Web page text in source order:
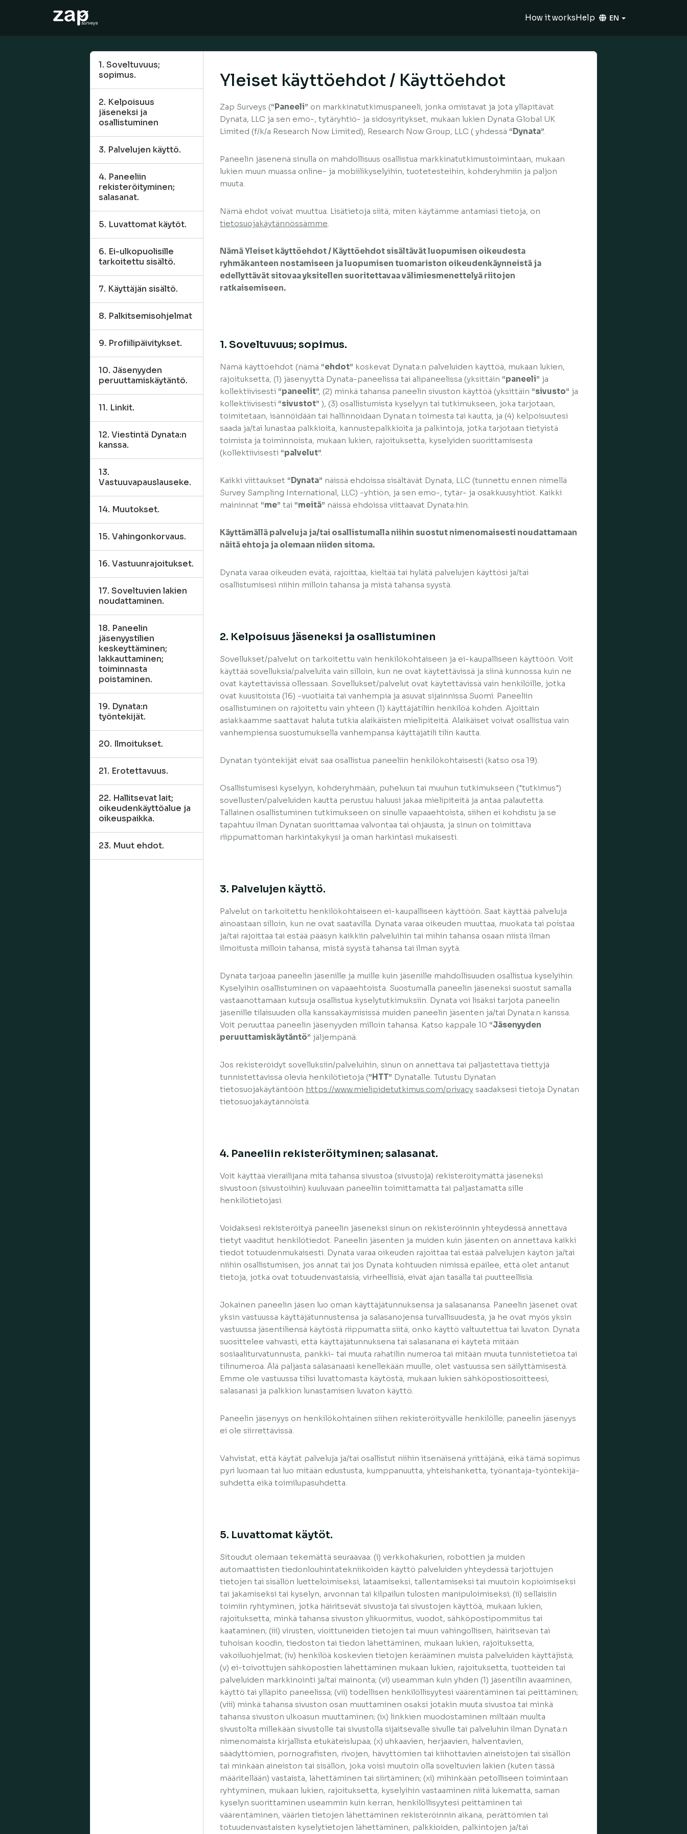
How it worksHelp EN
1. Soveltuvuus;
sopimus.
2. Kelpoisuus
jäseneksi ja
osallistuminen
3. Palvelujen käyttö.
4. Paneeliin
rekisteröityminen;
salasanat.
5. Luvattomat käytöt.
6. Ei-ulkopuolisille
tarkoitettu sisältö.
7. Käyttäjän sisältö.
8. Palkitsemisohjelmat
9. Profiilipäivitykset.
10. Jäsenyyden
peruuttamiskäytäntö.
11. Linkit.
12. Viestintä Dynata:n
kanssa.
13.
Vastuuvapauslauseke.
14. Muutokset.
15. Vahingonkorvaus.
16. Vastuunrajoitukset.
17. Soveltuvien lakien
noudattaminen.
18. Paneelin
jäsenyystilien
keskeyttäminen;
lakkauttaminen;
toiminnasta
poistaminen.
19. Dynata:n
työntekijät.
20. Ilmoitukset.
21. Erotettavuus.
22. Hallitsevat lait;
oikeudenkäyttöalue ja
oikeuspaikka.
23. Muut ehdot.
Yleiset käyttöehdot / Käyttöehdot
Zap Surveys (“Paneeli” on markkinatutkimuspaneeli, jonka omistavat ja jota ylläpitävät
Dynata, LLC ja sen emo-, tytäryhtiö- ja sidosyritykset, mukaan lukien Dynata Global UK
Limited (f/k/a Research Now Limited), Research Now Group, LLC ( yhdessä “Dynata”.
Paneelin jäsenenä sinulla on mahdollisuus osallistua markkinatutkimustoimintaan, mukaan
lukien muun muassa online- ja mobiilikyselyihin, tuotetesteihin, kohderyhmiin ja paljon
muuta.
Nämä ehdot voivat muuttua. Lisätietoja siitä, miten käytämme antamiasi tietoja, on
tietosuojakäytännössämme.
Nämä Yleiset käyttöehdot / Käyttöehdot sisältävät luopumisen oikeudesta
ryhmäkanteen nostamiseen ja luopumisen tuomariston oikeudenkäynneistä ja
edellyttävät sitovaa yksitellen suoritettavaa välimiesmenettelyä riitojen
ratkaisemiseen.
1. Soveltuvuus; sopimus.
Nämä käyttöehdot (nämä “ehdot” koskevat Dynata:n palveluiden käyttöä, mukaan lukien,
rajoituksetta, (1) jäsenyyttä Dynata-paneelissa tai alipaneelissa (yksittäin “paneeli” ja
kollektiivisesti “paneelit”, (2) minkä tahansa paneelin sivuston käyttöä (yksittäin “sivusto” ja
kollektiivisesti “sivustot” ), (3) osallistumista kyselyyn tai tutkimukseen, joka tarjotaan,
toimitetaan, isännöidään tai hallinnoidaan Dynata:n toimesta tai kautta, ja (4) kelpoisuutesi
saada ja/tai lunastaa palkkioita, kannustepalkkioita ja palkintoja, jotka tarjotaan tietyistä
toimista ja toiminnoista, mukaan lukien, rajoituksetta, kyselyiden suorittamisesta
(kollektiivisesti “palvelut”.
Kaikki viittaukset “Dynata” näissä ehdoissa sisältävät Dynata, LLC (tunnettu ennen nimellä
Survey Sampling International, LLC) -yhtiön, ja sen emo-, tytär- ja osakkuusyhtiöt. Kaikki
maininnat “me” tai “meitä” näissä ehdoissa viittaavat Dynata:hin.
Käyttämällä palveluja ja/tai osallistumalla niihin suostut nimenomaisesti noudattamaan
näitä ehtoja ja olemaan niiden sitoma.
Dynata varaa oikeuden evätä, rajoittaa, kieltää tai hylätä palvelujen käyttösi ja/tai
osallistumisesi niihin milloin tahansa ja mistä tahansa syystä.
2. Kelpoisuus jäseneksi ja osallistuminen
Sovellukset/palvelut on tarkoitettu vain henkilökohtaiseen ja ei-kaupalliseen käyttöön. Voit
käyttää sovelluksia/palveluita vain silloin, kun ne ovat käytettävissä ja siinä kunnossa kuin ne
ovat käytettävissä ollessaan. Sovellukset/palvelut ovat käytettävissä vain henkilöille, jotka
ovat kuusitoista (16) -vuotiaita tai vanhempia ja asuvat sijainnissa Suomi. Paneeliin
osallistuminen on rajoitettu vain yhteen (1) käyttäjätiliin henkilöä kohden. Ajoittain
asiakkaamme saattavat haluta tutkia alaikäisten mielipiteitä. Alaikäiset voivat osallistua vain
vanhempiensa suostumuksella vanhempansa käyttäjätili tilin kautta.
Dynatan työntekijät eivät saa osallistua paneeliin henkilökohtaisesti (katso osa 19).
Osallistumisesi kyselyyn, kohderyhmään, puheluun tai muuhun tutkimukseen ("tutkimus")
sovellusten/palveluiden kautta perustuu haluusi jakaa mielipiteitä ja antaa palautetta.
Tällainen osallistuminen tutkimukseen on sinulle vapaaehtoista, siihen ei kohdistu ja se
tapahtuu ilman Dynatan suorittamaa valvontaa tai ohjausta, ja sinun on toimittava
riippumattoman harkintakykysi ja oman harkintasi mukaisesti.
3. Palvelujen käyttö.
Palvelut on tarkoitettu henkilökohtaiseen ei-kaupalliseen käyttöön. Saat käyttää palveluja
ainoastaan silloin, kun ne ovat saatavilla. Dynata varaa oikeuden muuttaa, muokata tai poistaa
ja/tai rajoittaa tai estää pääsyn kaikkiin palveluihin tai mihin tahansa osaan niistä ilman
ilmoitusta milloin tahansa, mistä syystä tahansa tai ilman syytä.
Dynata tarjoaa paneelin jäsenille ja muille kuin jäsenille mahdollisuuden osallistua kyselyihin.
Kyselyihin osallistuminen on vapaaehtoista. Suostumalla paneelin jäseneksi suostut samalla
vastaanottamaan kutsuja osallistua kyselytutkimuksiin. Dynata voi lisäksi tarjota paneelin
jäsenille tilaisuuden olla kanssakäymisissä muiden paneelin jäsenten ja/tai Dynata:n kanssa.
Voit peruuttaa paneelin jäsenyyden milloin tahansa. Katso kappale 10 “Jäsenyyden
peruuttamiskäytäntö” jäljempänä.
Jos rekisteröidyt sovelluksiin/palveluihin, sinun on annettava tai paljastettava tiettyjä
tunnistettavissa olevia henkilötietoja (”HTT” Dynatalle. Tutustu Dynatan
tietosuojakäytäntöön https://www.mielipidetutkimus.com/privacy saadaksesi tietoja Dynatan
tietosuojakäytännöistä.
4. Paneeliin rekisteröityminen; salasanat.
Voit käyttää vierailijana mitä tahansa sivustoa (sivustoja) rekisteröitymättä jäseneksi
sivustoon (sivustoihin) kuuluvaan paneeliin toimittamatta tai paljastamatta sille
henkilötietojasi.
Voidaksesi rekisteröityä paneelin jäseneksi sinun on rekisteröinnin yhteydessä annettava
tietyt vaaditut henkilötiedot. Paneelin jäsenten ja muiden kuin jäsenten on annettava kaikki
tiedot totuudenmukaisesti. Dynata varaa oikeuden rajoittaa tai estää palvelujen käytön ja/tai
niihin osallistumisen, jos annat tai jos Dynata kohtuuden nimissä epäilee, että olet antanut
tietoja, jotka ovat totuudenvastaisia, virheellisiä, eivät ajan tasalla tai puutteellisia.
Jokainen paneelin jäsen luo oman käyttäjätunnuksensa ja salasanansa. Paneelin jäsenet ovat
yksin vastuussa käyttäjätunnustensa ja salasanojensa turvallisuudesta, ja he ovat myös yksin
vastuussa jäsentiliensä käytöstä riippumatta siitä, onko käyttö valtuutettua tai luvaton. Dynata
suosittelee vahvasti, että käyttäjätunnuksena tai salasanana ei käytetä mitään
sosiaaliturvatunnusta, pankki- tai muuta rahatilin numeroa tai mitään muuta tunnistetietoa tai
tilinumeroa. Älä paljasta salasanaasi kenellekään muulle, olet vastuussa sen säilyttämisestä.
Emme ole vastuussa tilisi luvattomasta käytöstä, mukaan lukien sähköpostiosoitteesi,
salasanasi ja palkkion lunastamisen luvaton käyttö.
Paneelin jäsenyys on henkilökohtainen siihen rekisteröityvälle henkilölle; paneelin jäsenyys
ei ole siirrettävissä.
Vahvistat, että käytät palveluja ja/tai osallistut niihin itsenäisenä yrittäjänä, eikä tämä sopimus
pyri luomaan tai luo mitään edustusta, kumppanuutta, yhteishanketta, työnantaja-työntekijä-
suhdetta eikä toimilupasuhdetta.
5. Luvattomat käytöt.
Sitoudut olemaan tekemättä seuraavaa: (i) verkkohakurien, robottien ja muiden
automaattisten tiedonlouhintatekniikoiden käyttö palveluiden yhteydessä tarjottujen
tietojen tai sisällön luetteloimiseksi, lataamiseksi, tallentamiseksi tai muutoin kopioimiseksi
tai jakamiseksi tai kyselyn, arvonnan tai kilpailun tulosten manipuloimiseksi; (ii) sellaisiin
toimiin ryhtyminen, jotka häiritsevät sivustoja tai sivustojen käyttöä, mukaan lukien,
rajoituksetta, minkä tahansa sivuston ylikuormitus, vuodot, sähköpostipommitus tai
kaataminen; (iii) virusten, vioittuneiden tietojen tai muun vahingollisen, häiritsevän tai
tuhoisan koodin, tiedoston tai tiedon lähettäminen, mukaan lukien, rajoituksetta,
vakoiluohjelmat; (iv) henkilöä koskevien tietojen kerääminen muista palveluiden käyttäjistä;
(v) ei-toivottujen sähköpostien lähettäminen mukaan lukien, rajoituksetta, tuotteiden tai
palveluiden markkinointi ja/tai mainonta; (vi) useamman kuin yhden (1) jäsentilin avaaminen,
käyttö tai ylläpito paneelissa; (vii) todellisen henkilöllisyytesi väärentäminen tai peittäminen;
(viii) minkä tahansa sivuston osan muuttaminen osaksi jotakin muuta sivustoa tai minkä
tahansa sivuston ulkoasun muuttaminen; (ix) linkkien muodostaminen miltään muulta
sivustolta millekään sivustolle tai sivustolla sijaitsevalle sivulle tai palveluhin ilman Dynata:n
nimenomaista kirjallista etukäteislupaa; (x) uhkaavien, herjaavien, halventavien,
säädyttömien, pornografisten, rivojen, hävyttömien tai kiihottavien aineistojen tai sisällön
tai minkään aineiston tai sisällön, joka voisi muutoin olla soveltuvien lakien (kuten tässä
määritellään) vastaista, lähettäminen tai siirtäminen; (xi) mihinkään petolliseen toimintaan
ryhtyminen, mukaan lukien, rajoituksetta, kyselyihin vastaaminen niitä lukematta, saman
kyselyn suorittaminen useammin kuin kerran, henkilöllisyytesi peittäminen tai
väärentäminen, väärien tietojen lähettäminen rekisteröinnin aikana, perättömien tai
totuudenvastaisten kyselytietojen lähettäminen, palkkioiden, palkintojen ja/tai